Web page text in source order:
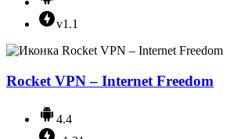
v1.1
Rocket VPN – Internet Freedom
4.4